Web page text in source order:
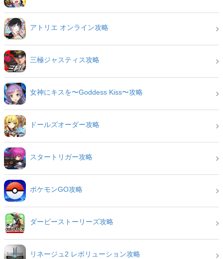
アトリエ オンライン攻略
三極ジャスティス攻略
女神にキスを〜Goddess Kiss〜攻略
ドールズオーダー攻略
スタートリガー攻略
ポケモンGO攻略
ダービーストーリーズ攻略
リネージュ2 レボリューション攻略